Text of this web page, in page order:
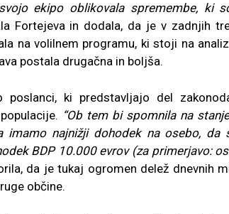
ekipo oblikovala spremembe, ki
Fortejeva in dodala, da je v zadnjih
na volilnem programu, ki stoji na
postala drugačna in boljša.
poslanci, ki predstavljajo del
“Ob tem bi spomnila na
imamo najnižji dohodek na osebo,
BDP 10.000 evrov (za primerjavo:
da je tukaj ogromen delež dnevnih
občine.